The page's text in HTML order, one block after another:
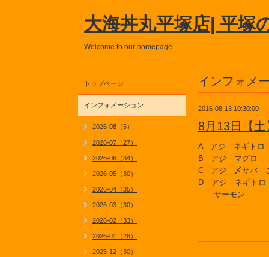
大海丼丸平塚店| 平塚
Welcome to our homepage
インフォメ
2016-08-13 10:30:00
8月13日【
A アジ ネギトロ
B アジ マグロ
C アジ 〆サバ
D アジ ネギトロ
サーモン
トップページ
インフォメーション
2026-08（5）
2026-07（27）
2026-06（34）
2026-05（30）
2026-04（35）
2026-03（30）
2026-02（33）
2026-01（26）
2025-12（30）